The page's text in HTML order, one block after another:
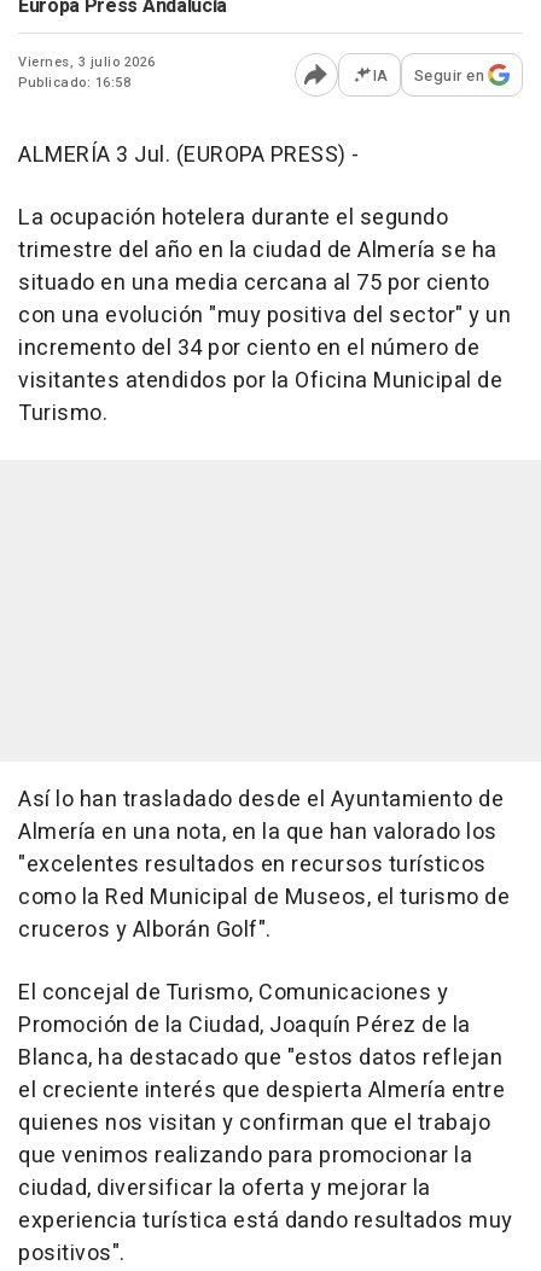
Europa Press Andalucía
Viernes, 3 julio 2026
Publicado: 16:58
Abrir opciones para
IA Seguir en
ALMERÍA 3 Jul. (EUROPA PRESS) -
La ocupación hotelera durante el segundo
trimestre del año en la ciudad de Almería se ha
situado en una media cercana al 75 por ciento
con una evolución "muy positiva del sector" y un
incremento del 34 por ciento en el número de
visitantes atendidos por la Oficina Municipal de
Turismo.
Así lo han trasladado desde el Ayuntamiento de
Almería en una nota, en la que han valorado los
"excelentes resultados en recursos turísticos
como la Red Municipal de Museos, el turismo de
cruceros y Alborán Golf".
El concejal de Turismo, Comunicaciones y
Promoción de la Ciudad, Joaquín Pérez de la
Blanca, ha destacado que "estos datos reflejan
el creciente interés que despierta Almería entre
quienes nos visitan y confirman que el trabajo
que venimos realizando para promocionar la
ciudad, diversificar la oferta y mejorar la
experiencia turística está dando resultados muy
positivos".